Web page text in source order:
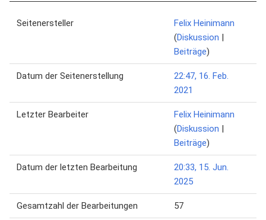
Seitenersteller
Felix Heinimann
(Diskussion |
Beiträge)
Datum der Seitenerstellung
22:47, 16. Feb.
2021
Letzter Bearbeiter
Felix Heinimann
(Diskussion |
Beiträge)
Datum der letzten Bearbeitung
20:33, 15. Jun.
2025
Gesamtzahl der Bearbeitungen 57